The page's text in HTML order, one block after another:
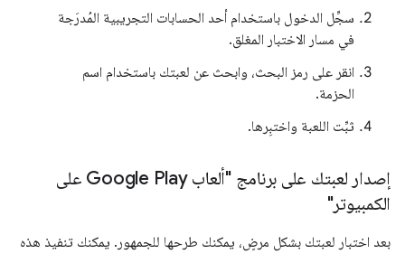
سجِّل الدخول باستخدام أحد الحسابات التجريبية المُدرَجة
في مسار الاختبار المغلق.
انقر على رمز البحث، وابحث عن لعبتك باستخدام اسم
الحزمة.
ثبِّت اللعبة واختبِرها.
إصدار لعبتك على برنامج "ألعاب Google Play على
الكمبيوتر"
بعد اختبار لعبتك بشكل مرضٍ، يمكنك طرحها للجمهور. يمكنك تنفيذ هذه